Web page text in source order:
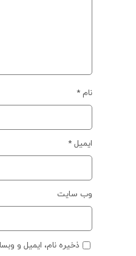
نام *
ایمیل *
وب‌ سایت
ذخیره نام، ایمیل و